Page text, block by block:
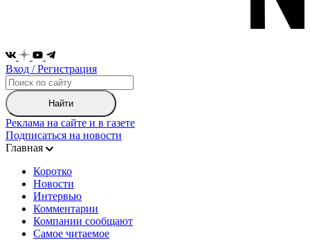
Вход / Регистрация
Найти
Реклама на сайте и в газете
Подписаться на новости
Главная
Коротко
Новости
Интервью
Комментарии
Компании сообщают
Самое читаемое